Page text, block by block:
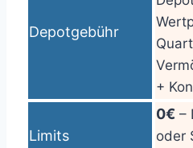
Depotgebühr
+
Limits
0€ –
oder